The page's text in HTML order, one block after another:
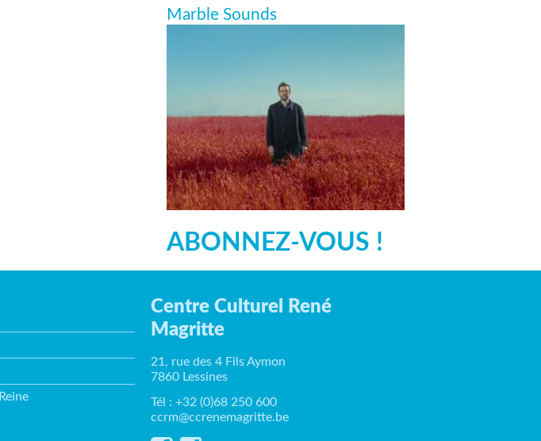
Marble Sounds
ABONNEZ-VOUS !
Centre Culturel René
Magritte
21, rue des 4 Fils Aymon
7860 Lessines
Tél : +32 (0)68 250 600
ccrm@ccrenemagritte.be